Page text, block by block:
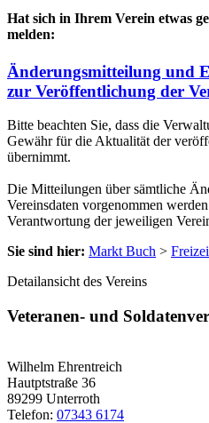
Hat sich in Ihrem Verein etwas
melden:
Änderungsmitteilung und
zur Veröffentlichung der
Bitte beachten Sie, dass die
Gewähr für die Aktualität der
übernimmt.
Die Mitteilungen über sämtliche
Vereinsdaten vorgenommen
Verantwortung der jeweiligen
Sie sind hier: Markt Buch >
Detailansicht des Vereins
Veteranen- und
Wilhelm Ehrentreich
Hautptstraße 36
89299 Unterroth
Telefon: 07343 6174